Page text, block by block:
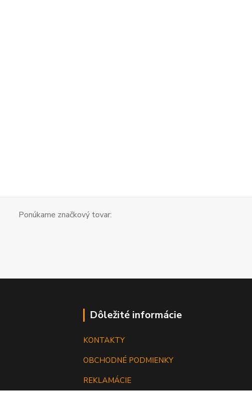
Ponúkame značkový tovar:
Dôležité informácie
KONTAKTY
OBCHODNÉ PODMIENKY
REKLAMÁCIE